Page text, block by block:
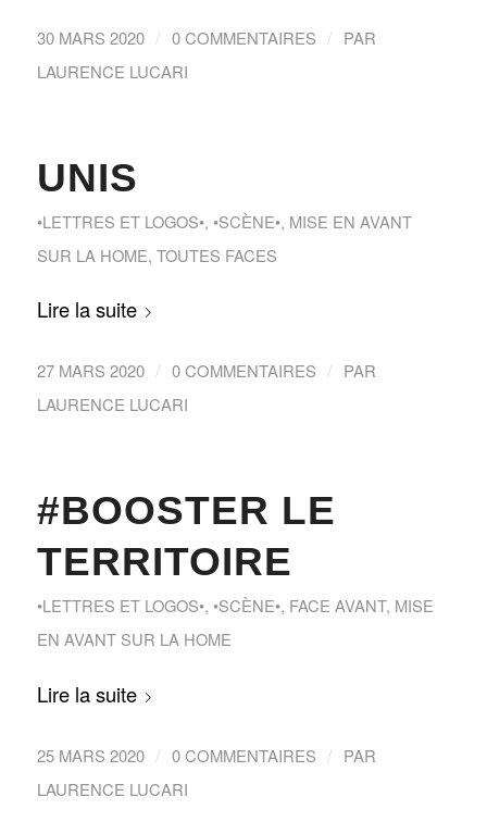
30 MARS 2020 / 0 COMMENTAIRES / PAR
LAURENCE LUCARI
UNIS
•LETTRES ET LOGOS•, •SCÈNE•, MISE EN AVANT
SUR LA HOME, TOUTES FACES
Lire la suite
27 MARS 2020 / 0 COMMENTAIRES / PAR
LAURENCE LUCARI
#BOOSTER LE
TERRITOIRE
•LETTRES ET LOGOS•, •SCÈNE•, FACE AVANT, MISE
EN AVANT SUR LA HOME
Lire la suite
25 MARS 2020 / 0 COMMENTAIRES / PAR
LAURENCE LUCARI